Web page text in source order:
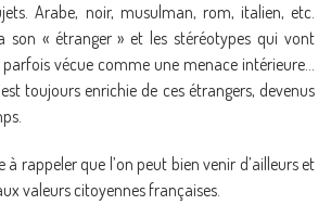
Arabe, noir, musulman, rom, italien, etc.
son « étranger » et les stéréotypes qui vont
parfois vécue comme une menace intérieure…
toujours enrichie de ces étrangers, devenus
à rappeler que l’on peut bien venir d’ailleurs et
valeurs citoyennes françaises.